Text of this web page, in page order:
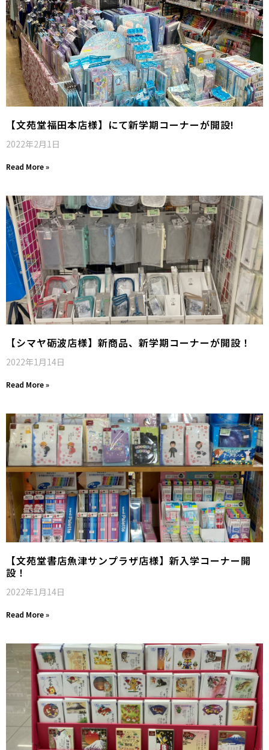
【文苑堂福田本店様】にて新学期コーナーが開設!
2022年2月1日
Read More »
【シマヤ砺波店様】新商品、新学期コーナーが開設！
2022年1月14日
Read More »
【文苑堂書店魚津サンプラザ店様】新入学コーナー開
設！
2022年1月14日
Read More »